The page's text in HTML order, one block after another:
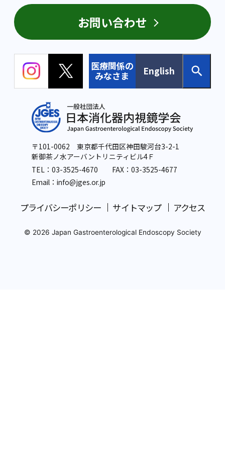
お問い合わせ
医療関係の
みなさま
English
〒101-0062 東京都千代田区神田駿河台3-2-1
新御茶ノ水アーバントリニティビル4Ｆ
TEL：03-3525-4670 FAX：03-3525-4677
Email：info@jges.or.jp
プライバシーポリシー サイトマップ アクセス
© 2026 Japan Gastroenterological Endoscopy Society